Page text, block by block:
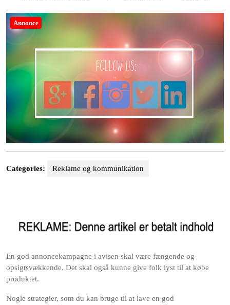
2022
Annonce
Categories: Reklame og kommunikation
En god annoncekampagne i avisen skal være fængende og
opsigtsvækkende. Det skal også kunne give folk lyst til at købe
produktet.
Nogle strategier, som du kan bruge til at lave en god